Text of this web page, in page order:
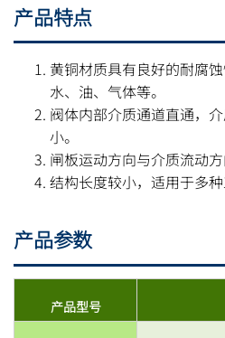
产品特点
黄铜材质具有良好的耐腐
水、油、气体等。
阀体内部介质通道直通，
小。
闸板运动方向与介质流动
结构长度较小，适用于多种
产品参数
产品型号